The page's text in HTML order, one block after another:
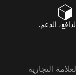
الدعم.
التجارية